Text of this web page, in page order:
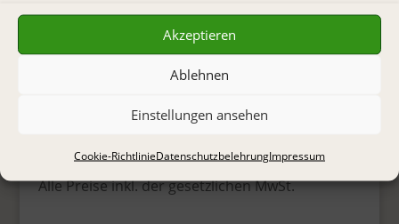
Akzeptieren
Ablehnen
Einstellungen ansehen
Cookie-RichtlinieDatenschutzbelehrungImpressum
Zahlungsarten
Alle Preise inkl. der gesetzlichen MwSt.